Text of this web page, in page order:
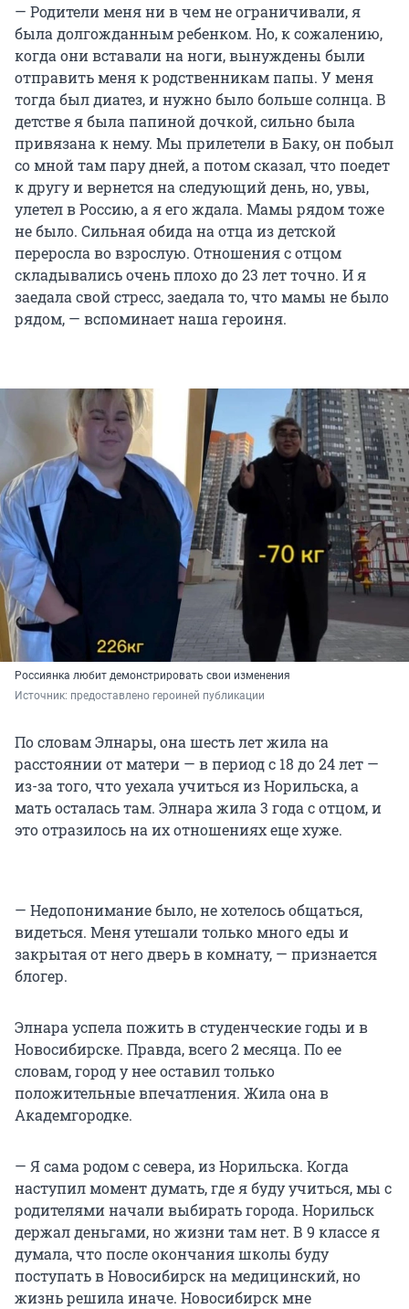
— Родители меня ни в чем не ограничивали, я
была долгожданным ребенком. Но, к сожалению,
когда они вставали на ноги, вынуждены были
отправить меня к родственникам папы. У меня
тогда был диатез, и нужно было больше солнца. В
детстве я была папиной дочкой, сильно была
привязана к нему. Мы прилетели в Баку, он побыл
со мной там пару дней, а потом сказал, что поедет
к другу и вернется на следующий день, но, увы,
улетел в Россию, а я его ждала. Мамы рядом тоже
не было. Сильная обида на отца из детской
переросла во взрослую. Отношения с отцом
складывались очень плохо до 23 лет точно. И я
заедала свой стресс, заедала то, что мамы не было
рядом, — вспоминает наша героиня.
Россиянка любит демонстрировать свои изменения
Источник: предоставлено героиней публикации
По словам Элнары, она шесть лет жила на
расстоянии от матери — в период с 18 до 24 лет —
из-за того, что уехала учиться из Норильска, а
мать осталась там. Элнара жила 3 года с отцом, и
это отразилось на их отношениях еще хуже.
— Недопонимание было, не хотелось общаться,
видеться. Меня утешали только много еды и
закрытая от него дверь в комнату, — признается
блогер.
Элнара успела пожить в студенческие годы и в
Новосибирске. Правда, всего 2 месяца. По ее
словам, город у нее оставил только
положительные впечатления. Жила она в
Академгородке.
— Я сама родом с севера, из Норильска. Когда
наступил момент думать, где я буду учиться, мы с
родителями начали выбирать города. Норильск
держал деньгами, но жизни там нет. В 9 классе я
думала, что после окончания школы буду
поступать в Новосибирск на медицинский, но
жизнь решила иначе. Новосибирск мне